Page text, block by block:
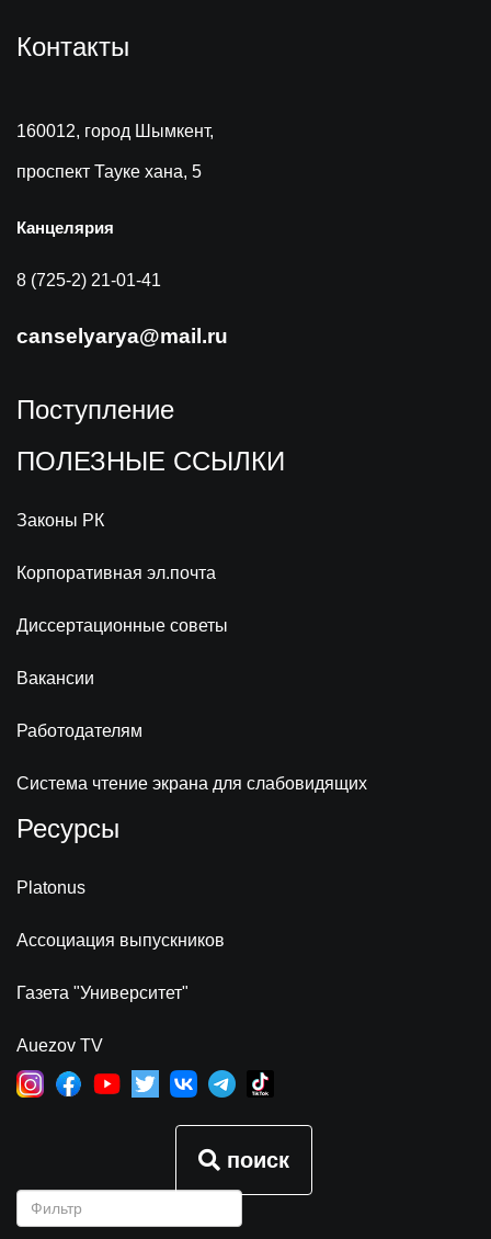
Контакты
160012, город Шымкент,
проспект Тауке хана, 5
Канцелярия
8 (725-2) 21-01-41
canselyarya@mail.ru
Поступление
ПОЛЕЗНЫЕ ССЫЛКИ
Законы РК
Корпоративная эл.почта
Диссертационные советы
Вакансии
Работодателям
Система чтение экрана для слабовидящих
Ресурсы
Platonus
Ассоциация выпускников
Газета "Университет"
Auezov TV
поиск